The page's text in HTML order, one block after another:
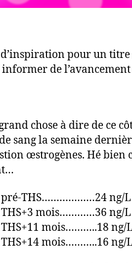
pour un
de
chose à dire de ce
sang la semaine
œstrogènes. Hé bien
THS………………24 ng/L
mois…………36 ng/L
mois………..18 ng/
mois………..16 ng/